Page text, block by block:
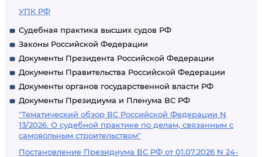
УПК РФ
Судебная практика высших судов РФ
Законы Российской Федерации
Документы Президента Российской Федерации
Документы Правительства Российской Федерации
Документы органов государственной власти РФ
Документы Президиума и Пленума ВС РФ
"Тематический обзор ВС Российской Федерации N
13/2026. О судебной практике по делам, связанным с
самовольным строительством"
Постановление Президиума ВС РФ от 01.07.2026 N 24-